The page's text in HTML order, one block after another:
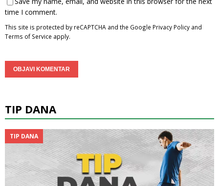
time I comment.
This site is protected by reCAPTCHA and the Google Privacy Policy and
Terms of Service apply.
TIP DANA
TIP DANA